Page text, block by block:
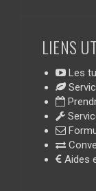
LIENS
Les
Aides